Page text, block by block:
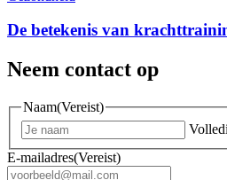
De betekenis van
Neem contact op
Naam(Vereist)
E-mailadres(Vereist)